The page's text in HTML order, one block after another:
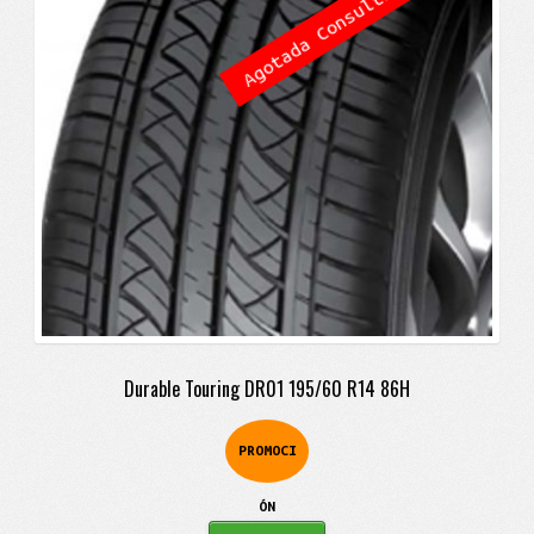
Durable Touring DR01 195/60 R14 86H
PROMOCI
ÓN
era:
$234.900.
es:
$182.900.
Agotada Consulta